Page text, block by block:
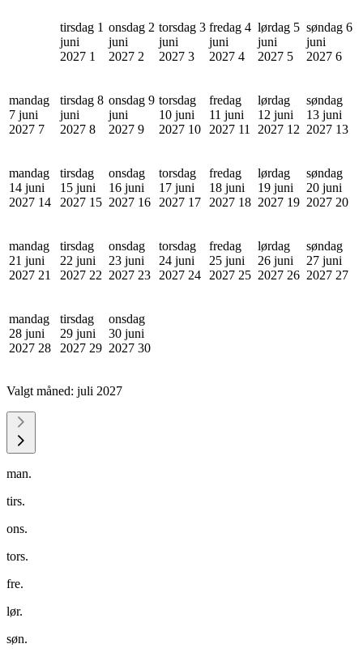
tirsdag 1
juni
2027 1
onsdag 2
juni
2027 2
torsdag 3
juni
2027 3
fredag 4
juni
2027 4
lørdag 5
juni
2027 5
søndag 6
juni
2027 6
mandag
7 juni
2027 7
tirsdag 8
juni
2027 8
onsdag 9
juni
2027 9
torsdag
10 juni
2027 10
fredag
11 juni
2027 11
lørdag
12 juni
2027 12
søndag
13 juni
2027 13
mandag
14 juni
2027 14
tirsdag
15 juni
2027 15
onsdag
16 juni
2027 16
torsdag
17 juni
2027 17
fredag
18 juni
2027 18
lørdag
19 juni
2027 19
søndag
20 juni
2027 20
mandag
21 juni
2027 21
tirsdag
22 juni
2027 22
onsdag
23 juni
2027 23
torsdag
24 juni
2027 24
fredag
25 juni
2027 25
lørdag
26 juni
2027 26
søndag
27 juni
2027 27
mandag
28 juni
2027 28
tirsdag
29 juni
2027 29
onsdag
30 juni
2027 30
Valgt måned: juli 2027
man.
tirs.
ons.
tors.
fre.
lør.
søn.